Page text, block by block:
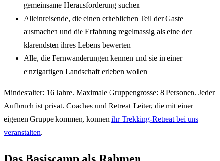
gemeinsame Herausforderung suchen
Alleinreisende, die einen erheblichen Teil der Gaste
ausmachen und die Erfahrung regelmassig als eine der
klarendsten ihres Lebens bewerten
Alle, die Fernwanderungen kennen und sie in einer
einzigartigen Landschaft erleben wollen
Mindestalter: 16 Jahre. Maximale Gruppengrosse: 8 Personen. Jeder
Aufbruch ist privat. Coaches und Retreat-Leiter, die mit einer
eigenen Gruppe kommen, konnen ihr Trekking-Retreat bei uns
veranstalten.
Das Basiscamp als Rahmen